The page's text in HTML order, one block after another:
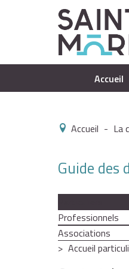
Accueil
Accueil - La
Guide
Professionnels
Associations
Accueil